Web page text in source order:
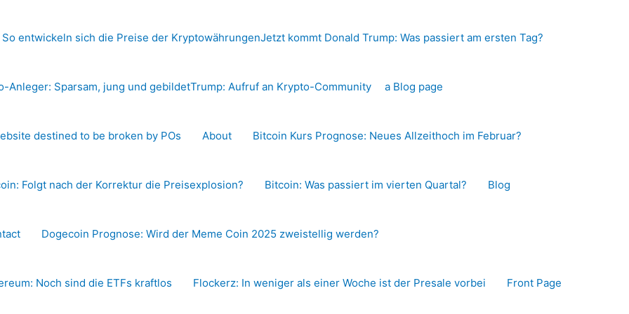
So entwickeln sich die Preise der KryptowährungenJetzt kommt Donald Trump: Was passiert am ersten Tag?
Anleger: Sparsam, jung und gebildetTrump: Aufruf an Krypto-Community a Blog page
destined to be broken by POs About Bitcoin Kurs Prognose: Neues Allzeithoch im Februar?
Folgt nach der Korrektur die Preisexplosion? Bitcoin: Was passiert im vierten Quartal? Blog
Dogecoin Prognose: Wird der Meme Coin 2025 zweistellig werden?
Noch sind die ETFs kraftlos Flockerz: In weniger als einer Woche ist der Presale vorbei Front Page